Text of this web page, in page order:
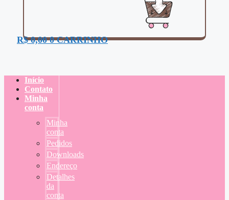
R$0,00 0 CARRINHO
Início
Contato
Minha
conta
Minha
conta
Pedidos
Downloads
Endereço
Detalhes
da
conta